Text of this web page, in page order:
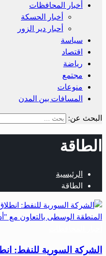
أخبار المحافظات
أخبار الحسكة
أحبار دير الزور
سياسة
اقتصاد
رياضة
مجتمع
منوعات
المسافات بين المدن
البحث عن:
الطاقة
الرئيسية
الطاقة
الشركة السورية للنفط: